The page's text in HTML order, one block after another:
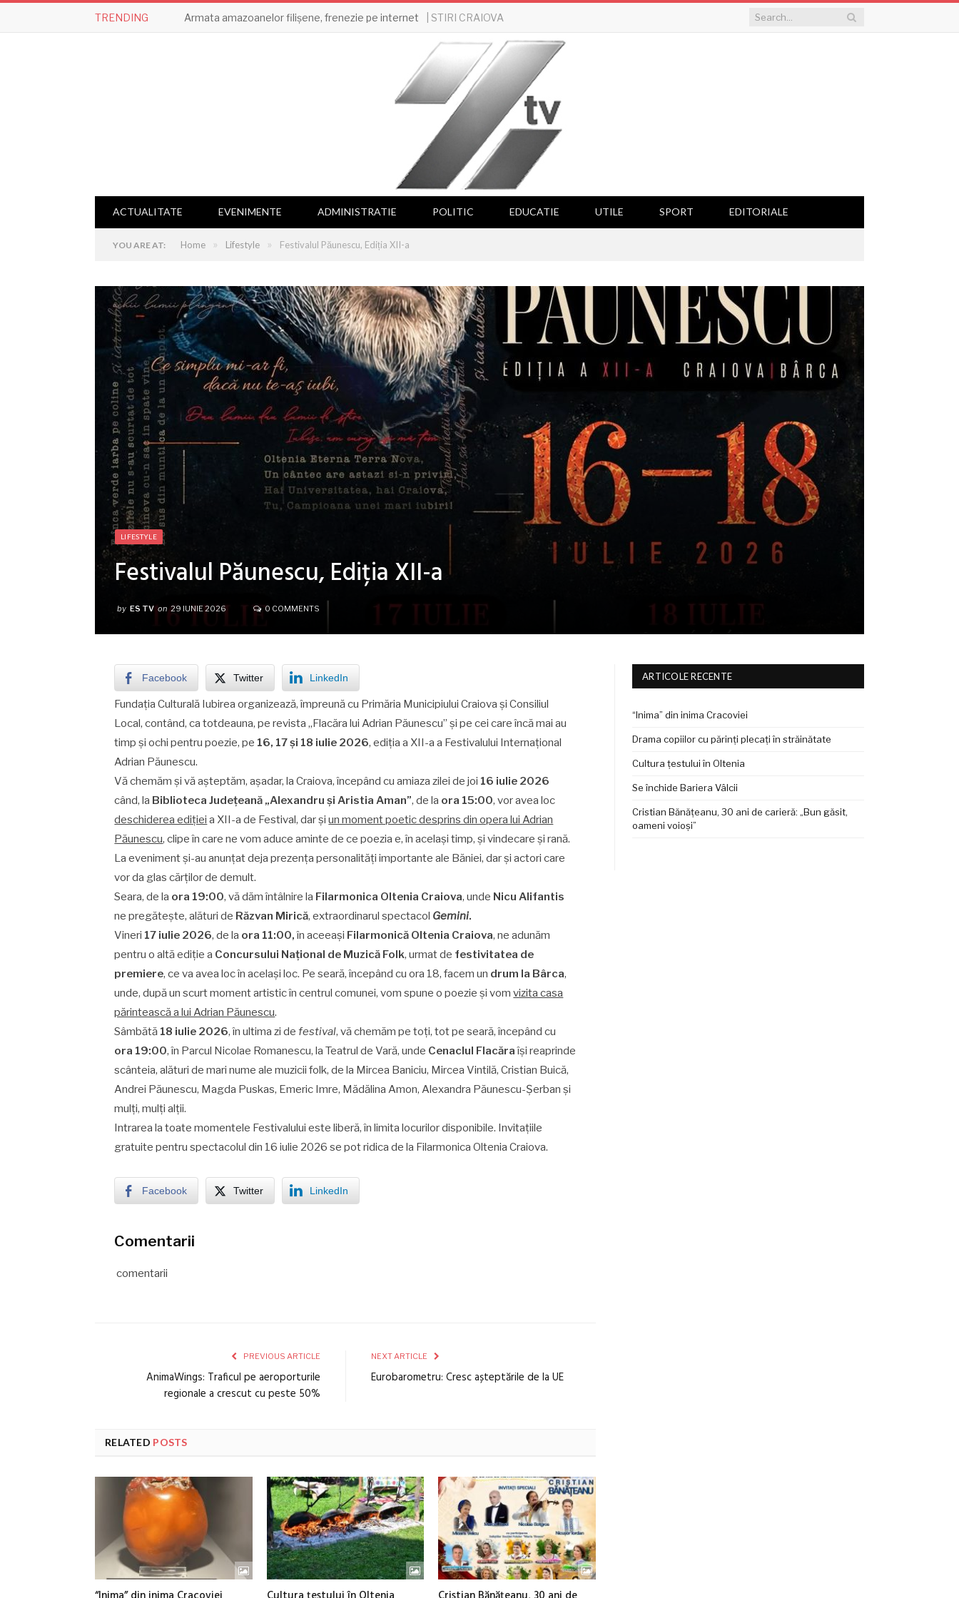
TRENDING Armata amazoanelor filișene, frenezie pe internet | STIRI CRAIOVA
ACTUALITATE EVENIMENTE ADMINISTRATIE POLITIC EDUCATIE UTILE SPORT EDITORIALE
YOU ARE AT: Home » Lifestyle » Festivalul Păunescu, Ediția XII-a
LIFESTYLE
Festivalul Păunescu, Ediția XII-a
by ES TV on 29 IUNIE 2026 0 COMMENTS
Facebook Twitter LinkedIn
Fundația Culturală Iubirea organizează, împreună cu Primăria Municipiului Craiova şi Consiliul
Local, contând, ca totdeauna, pe revista „Flacăra lui Adrian Păunescu” și pe cei care încă mai au
timp și ochi pentru poezie, pe 16, 17 și 18 iulie 2026, ediția a XII-a a Festivalului Internațional
Adrian Păunescu.
Vă chemăm și vă așteptăm, așadar, la Craiova, începând cu amiaza zilei de joi 16 iulie 2026
când, la Biblioteca Judeţeană „Alexandru și Aristia Aman”, de la ora 15:00, vor avea loc
deschiderea ediției a XII-a de Festival, dar șiun moment poetic desprins din opera lui Adrian
Păunescu, clipe în care ne vom aduce aminte de ce poezia e, în același timp, și vindecare și rană.
La eveniment și-au anunțat deja prezența personalități importante ale Băniei, dar și actori care
vor da glas cărților de demult.
Seara, de la ora 19:00, vă dăm întâlnire la Filarmonica Oltenia Craiova, unde Nicu Alifantis
ne pregătește, alături de Răzvan Mirică, extraordinarul spectacol Gemini.
Vineri 17 iulie 2026, de la ora 11:00,în aceeași Filarmonică Oltenia Craiova, ne adunăm
pentru o altă ediție a Concursului Național de Muzică Folk, urmat de festivitatea de
premiere, ce va avea loc în același loc. Pe seară, începând cu ora 18, facem un drum la Bârca,
unde, după un scurt moment artistic în centrul comunei, vom spune o poezie și vomvizita casa
părintească a lui Adrian Păunescu.
Sâmbătă 18 iulie 2026, în ultima zi de festival, vă chemăm pe toți, tot pe seară, începând cu
ora 19:00, în Parcul Nicolae Romanescu, la Teatrul de Vară, unde Cenaclul Flacăraîși reaprinde
scânteia, alături de mari nume ale muzicii folk, de la Mircea Baniciu, Mircea Vintilă, Cristian Buică,
Andrei Păunescu, Magda Puskas, Emeric Imre, Mădălina Amon, Alexandra Păunescu-Șerban și
mulți, mulți alții.
Intrarea la toate momentele Festivalului este liberă, în limita locurilor disponibile. Invitațiile
gratuite pentru spectacolul din 16 iulie 2026 se pot ridica de la Filarmonica Oltenia Craiova.
Facebook Twitter LinkedIn
Comentarii
comentarii
PREVIOUS ARTICLE
AnimaWings: Traficul pe aeroporturile
regionale a crescut cu peste 50%
NEXT ARTICLE
Eurobarometru: Cresc așteptările de la UE
RELATED POSTS
ARTICOLE RECENTE
“Inima” din inima Cracoviei
Drama copiilor cu părinți plecați în străinătate
Cultura țestului în Oltenia
Se închide Bariera Vâlcii
Cristian Bănățeanu, 30 ani de carieră: „Bun găsit,
oameni voioși”